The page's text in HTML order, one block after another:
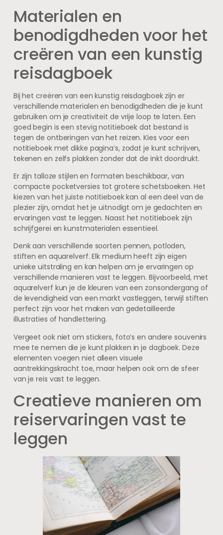
Materialen en
benodigdheden voor het
creëren van een kunstig
reisdagboek
Bij het creëren van een kunstig reisdagboek zijn er
verschillende materialen en benodigdheden die je kunt
gebruiken om je creativiteit de vrije loop te laten. Een
goed begin is een stevig notitieboek dat bestand is
tegen de ontberingen van het reizen. Kies voor een
notitieboek met dikke pagina’s, zodat je kunt schrijven,
tekenen en zelfs plakken zonder dat de inkt doordrukt.
Er zijn talloze stijlen en formaten beschikbaar, van
compacte pocketversies tot grotere schetsboeken. Het
kiezen van het juiste notitieboek kan al een deel van de
plezier zijn, omdat het je uitnodigt om je gedachten en
ervaringen vast te leggen. Naast het notitieboek zijn
schrijfgerei en kunstmaterialen essentieel.
Denk aan verschillende soorten pennen, potloden,
stiften en aquarelverf. Elk medium heeft zijn eigen
unieke uitstraling en kan helpen om je ervaringen op
verschillende manieren vast te leggen. Bijvoorbeeld, met
aquarelverf kun je de kleuren van een zonsondergang of
de levendigheid van een markt vastleggen, terwijl stiften
perfect zijn voor het maken van gedetailleerde
illustraties of handlettering.
Vergeet ook niet om stickers, foto’s en andere souvenirs
mee te nemen die je kunt plakken in je dagboek. Deze
elementen voegen niet alleen visuele
aantrekkingskracht toe, maar helpen ook om de sfeer
van je reis vast te leggen.
Creatieve manieren om
reiservaringen vast te
leggen